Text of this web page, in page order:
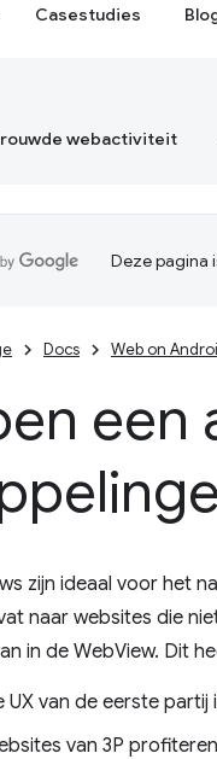
Casestudies
webactiviteit
Deze pagina
Docs Web on
een
zijn ideaal voor het
naar websites die
in de WebView. Dit
UX van de eerste
van 3P